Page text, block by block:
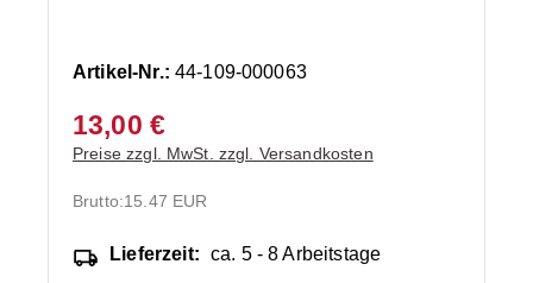
Artikel-Nr.: 44-109-000063
13,00 €
Preise zzgl. MwSt. zzgl. Versandkosten
Brutto:15.47 EUR
Lieferzeit: ca. 5 - 8 Arbeitstage